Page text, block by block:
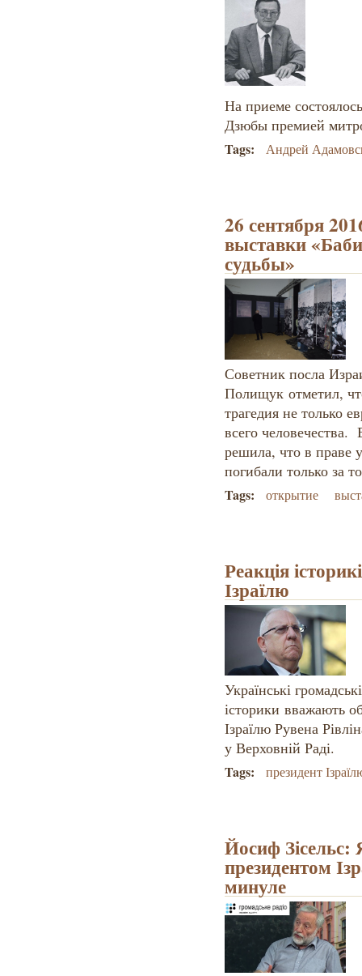
На приеме
Дзюбы премией
Tags: Андрей
26 сентября
выставки
судьбы»
Советник посла
Полищук отметил,
трагедия не только
всего
решила, что в праве
погибали только за
Tags: открытие
Реакція
Ізраїлю
Українські
історики вважають
Ізраїлю Рувена
у Верховній Раді.
Tags: президент
Йосиф Зісельс:
президентом
минуле